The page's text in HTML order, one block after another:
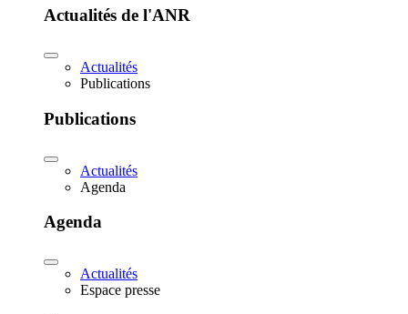
Actualités de l'ANR
Actualités
Publications
Publications
Actualités
Agenda
Agenda
Actualités
Espace presse